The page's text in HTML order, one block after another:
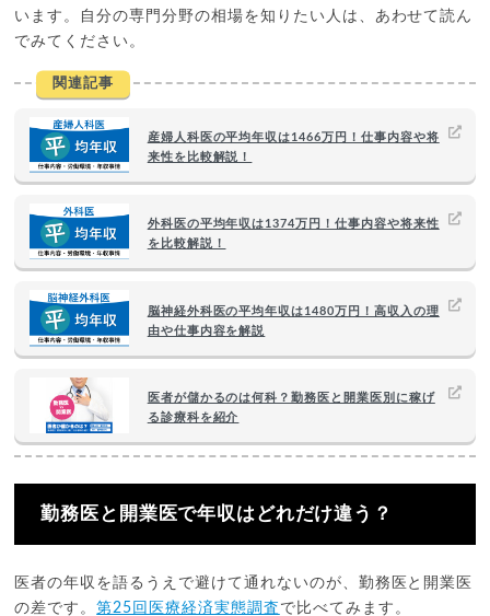
います。自分の専門分野の相場を知りたい人は、あわせて読ん
でみてください。
関連記事
産婦人科医の平均年収は1466万円！仕事内容や将
来性を比較解説！
外科医の平均年収は1374万円！仕事内容や将来性
を比較解説！
脳神経外科医の平均年収は1480万円！高収入の理
由や仕事内容を解説
医者が儲かるのは何科？勤務医と開業医別に稼げ
る診療科を紹介
勤務医と開業医で年収はどれだけ違う？
医者の年収を語るうえで避けて通れないのが、勤務医と開業医
の差です。第25回医療経済実態調査 で比べてみます。